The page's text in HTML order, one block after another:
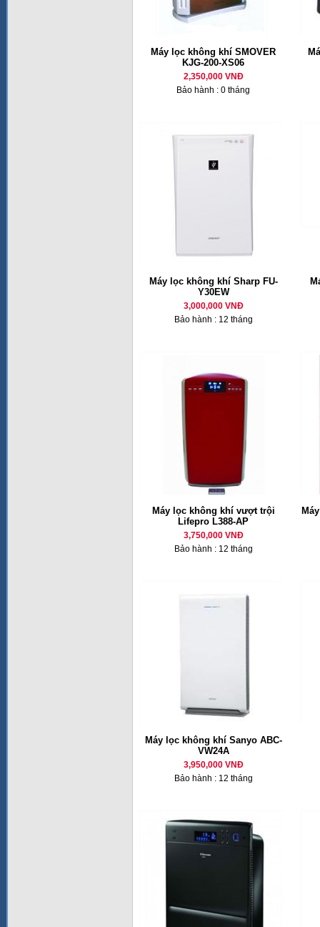
Máy lọc không khí SMOVER
KJG-200-XS06
2,350,000 VNĐ
Bảo hành : 0 tháng
Máy lọc không khí Sharp FU-
Y30EW
3,000,000 VNĐ
Bảo hành : 12 tháng
Máy lọc không khí vượt trội
Lifepro L388-AP
3,750,000 VNĐ
Bảo hành : 12 tháng
Máy lọc không khí Sanyo ABC-
VW24A
3,950,000 VNĐ
Bảo hành : 12 tháng